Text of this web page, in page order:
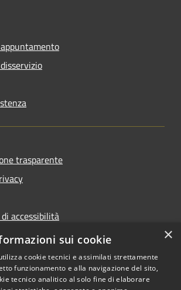
trasparente
accessibilità
×
sui cookie
cookie tecnici e assimilati strettamente
funzionamento e alla navigazione del sito,
tecnico analitico al solo fine di elaborare